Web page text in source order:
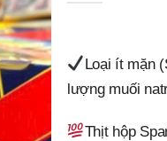
Loại ít mặn
lượng muối
Thịt hộp